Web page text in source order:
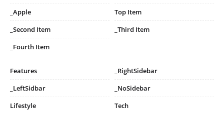
_Apple
Top Item
_Second Item
_Third Item
_Fourth Item
Features
_RightSidebar
_LeftSidbar
_NoSidebar
Lifestyle
Tech